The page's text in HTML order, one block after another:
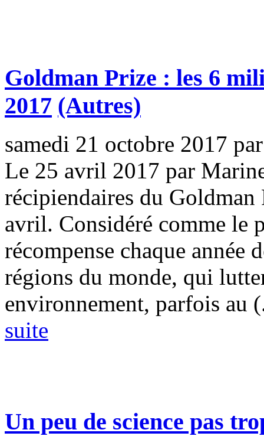
Goldman Prize : les 6
2017 (Autres)
samedi 21 octobre 2017
Le 25 avril 2017 par
récipiendaires du
avril. Considéré comme le
récompense chaque année
régions du monde, qui
environnement, parfois au
suite
Un peu de science pas